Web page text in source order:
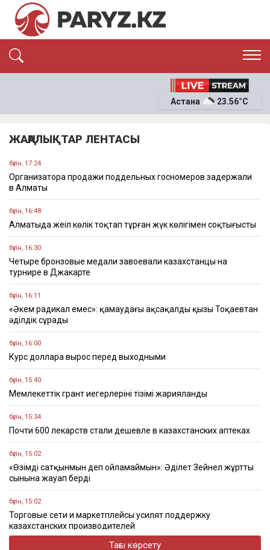
ЭКОНОМИКА
ОҚИҒА
Астана 23.56°C
ЖАҢАЛЫҚТАР ЛЕНТАСЫ
бүгін, 17:24
Организатора продажи поддельных госномеров задержали
в Алматы
бүгін, 16:48
Алматыда жеңіл көлік тоқтап тұрған жүк көлігімен соқтығысты
бүгін, 16:30
Четыре бронзовые медали завоевали казахстанцы на
турнире в Джакарте
бүгін, 16:11
«Әкем радикал емес»: қамаудағы ақсақалдың қызы Тоқаевтан
әділдік сұрады
бүгін, 16:00
Курс доллара вырос перед выходными
бүгін, 15:40
Мемлекеттік грант иегерлерінің тізімі жарияланды
бүгін, 15:34
Почти 600 лекарств стали дешевле в казахстанских аптеках
бүгін, 15:02
«Өзімді сатқынмын деп ойламаймын»: Әділет Зейнел жұрттың
сынына жауап берді
бүгін, 15:02
Торговые сети и маркетплейсы усилят поддержку
казахстанских производителей
Тағы көрсету